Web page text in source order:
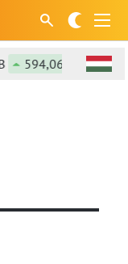
594,06$ +1,23%